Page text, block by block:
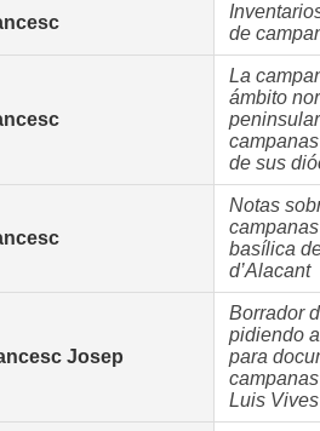
de
La
ámbito
de sus
Notas
basílica
d’Alacant
Josep
Borrador
pidiendo
para
Luis